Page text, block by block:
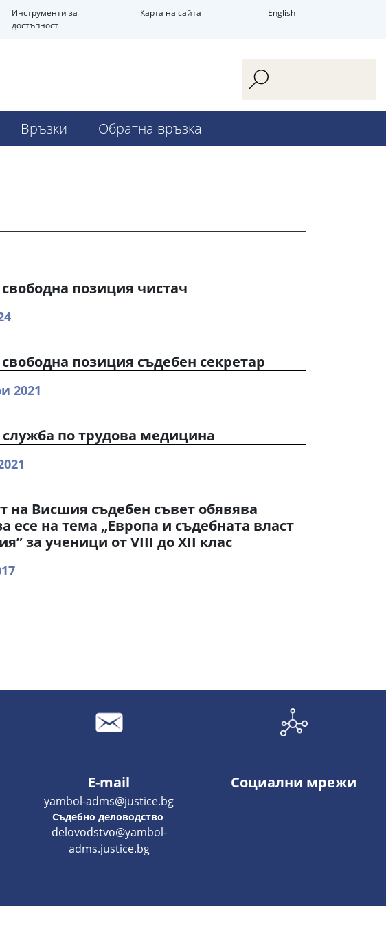
Инструменти за
достъпност
Карта на сайта English
Връзки Обратна връзка
позиция чистач
позиция съдебен секретар
2021
по трудова медицина
на Висшия съдебен съвет обявява
есе на тема „Европа и съдебната власт
за ученици от VIII до XII клас
E-mail
yambol-adms@justice.bg
Съдебно деловодство
delovodstvo@yambol-
adms.justice.bg
Социални мрежи